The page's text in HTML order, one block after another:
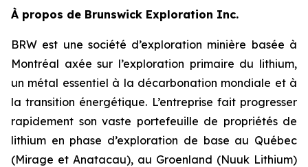
À propos de Brunswick Exploration Inc.
BRW est une société d’exploration minière basée à
Montréal axée sur l’exploration primaire du lithium,
un métal essentiel à la décarbonation mondiale et à
la transition énergétique. L’entreprise fait progresser
rapidement son vaste portefeuille de propriétés de
lithium en phase d’exploration de base au Québec
(Mirage et Anatacau), au Groenland (Nuuk Lithium)